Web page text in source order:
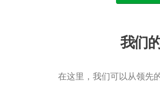
我们
在这里，我们可以从领先